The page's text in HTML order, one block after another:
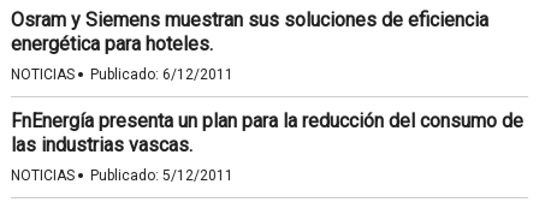
Osram y Siemens muestran sus soluciones de eficiencia
energética para hoteles.
NOTICIAS · Publicado: 6/12/2011
FnEnergía presenta un plan para la reducción del consumo de
las industrias vascas.
NOTICIAS · Publicado: 5/12/2011